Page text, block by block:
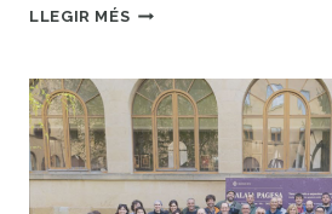
LLEGIR MÉSLA
INTERDISCIPLINAR
PER
A
LA
TRANSICIÓ
AGROECOLÒGICA